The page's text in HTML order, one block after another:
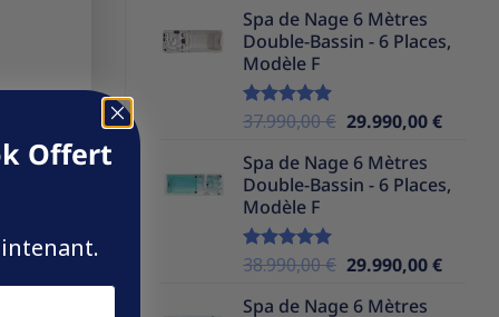
initial
était :
est :
Spa de Nage 6 Mètres
Double-Bassin - 6 Places,
Modèle F
Note5.00
37.990,00€ Le
initial
était :
29.990,00€Le
est :
Spa de Nage 6 Mètres
Double-Bassin - 6 Places,
Modèle F
Note5.00
38.990,00€ Le
initial
29.990,00€Le
Spa de Nage 6 Mètres
Offert